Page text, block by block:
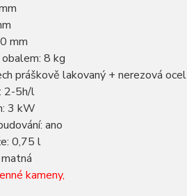
mm
8 kg
práškově lakovaný + nerezová ocel
2-5h/l
3 kW
ano
0,75 l
kameny,